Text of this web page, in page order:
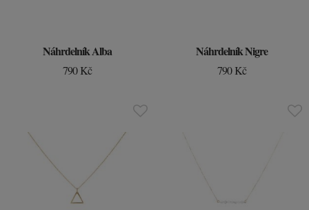
Náhrdelník Alba
790 Kč
Náhrdelník Nigre
790 Kč